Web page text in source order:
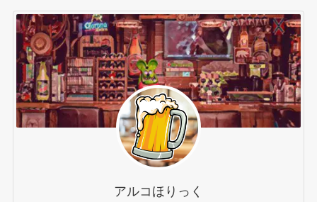
アルコほりっく